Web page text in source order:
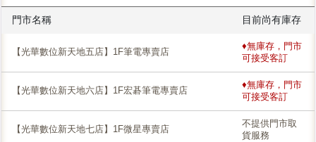
門市名稱 目前尚有庫存
【光華數位新天地五店】1F筆電專賣店
♦無庫存，門市
可接受客訂
【光華數位新天地六店】1F宏碁筆電專賣店
♦無庫存，門市
可接受客訂
【光華數位新天地七店】1F微星專賣店
不提供門市取
貨服務